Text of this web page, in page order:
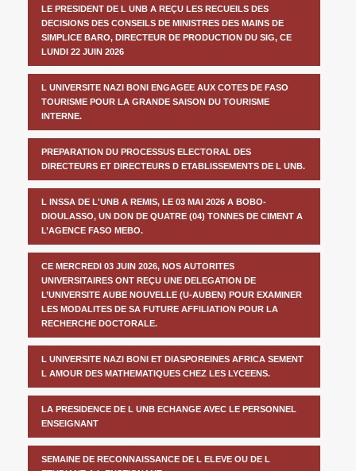
LE PRESIDENT DE L UNB A REÇU LES RECUEILS DES
DECISIONS DES CONSEILS DE MINISTRES DES MAINS DE
SIMPLICE BARO, DIRECTEUR DE PRODUCTION DU SIG, CE
LUNDI 22 JUIN 2026
L UNIVERSITE NAZI BONI ENGAGEE AUX COTES DE FASO
TOURISME POUR LA GRANDE SAISON DU TOURISME
INTERNE.
PREPARATION DU PROCESSUS ELECTORAL DES
DIRECTEURS ET DIRECTEURS D ETABLISSEMENTS DE L UNB.
L INSSA DE L'UNB A REMIS, LE 03 MAI 2026 A BOBO-
DIOULASSO, UN DON DE QUATRE (04) TONNES DE CIMENT A
L’AGENCE FASO MEBO.
CE MERCREDI 03 JUIN 2026, NOS AUTORITES
UNIVERSITAIRES ONT REÇU UNE DELEGATION DE
L’UNIVERSITE AUBE NOUVELLE (U-AUBEN) POUR EXAMINER
LES MODALITES DE SA FUTURE AFFILIATION POUR LA
RECHERCHE DOCTORALE.
L UNIVERSITE NAZI BONI ET DIASPOREINES AFRICA SEMENT
L AMOUR DES MATHEMATIQUES CHEZ LES LYCEENS.
LA PRESIDENCE DE L UNB ECHANGE AVEC LE PERSONNEL
ENSEIGNANT
SEMAINE DE RECONNAISSANCE DE L ELEVE OU DE L